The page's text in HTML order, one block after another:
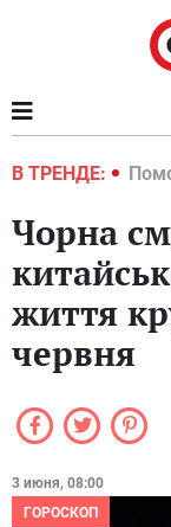
В ТРЕНДЕ:
2022
Чорна
життя
червня
3 июня, 08:00
ГОРОСКОП